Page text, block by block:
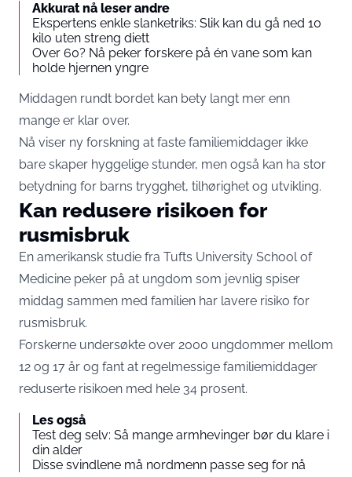
Akkurat nå leser andre
Ekspertens enkle slanketriks: Slik kan du gå ned 10
kilo uten streng diett
Over 60? Nå peker forskere på én vane som kan
holde hjernen yngre
Middagen rundt bordet kan bety langt mer enn
mange er klar over.
Nå viser ny forskning at faste familiemiddager ikke
bare skaper hyggelige stunder, men også kan ha stor
betydning for barns trygghet, tilhørighet og utvikling.
Kan redusere risikoen for
rusmisbruk
En amerikansk studie fra Tufts University School of
Medicine peker på at ungdom som jevnlig spiser
middag sammen med familien har lavere risiko for
rusmisbruk.
Forskerne undersøkte over 2000 ungdommer mellom
12 og 17 år og fant at regelmessige familiemiddager
reduserte risikoen med hele 34 prosent.
Les også
Test deg selv: Så mange armhevinger bør du klare i
din alder
Disse svindlene må nordmenn passe seg for nå